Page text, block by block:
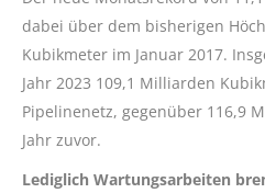
dabei über dem bisherigen
Kubikmeter im Januar 2017.
Jahr 2023 109,1 Milliarden
Pipelinenetz, gegenüber 116,9
Jahr zuvor.
Lediglich Wartungsarbeiten